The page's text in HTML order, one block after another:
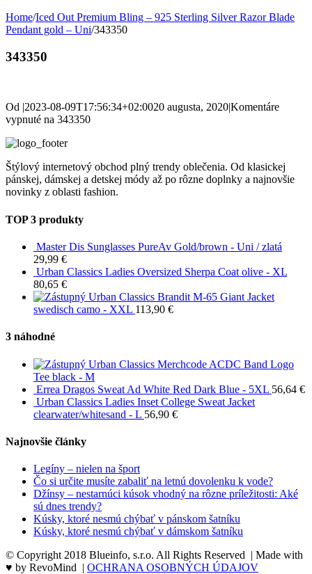
Home/Iced Out Premium Bling – 925 Sterling Silver Razor Blade
Pendant gold – Uni/343350
343350
Od |2023-08-09T17:56:34+02:0020 augusta, 2020|Komentáre
vypnuté na 343350
Štýlový internetový obchod plný trendy oblečenia. Od klasickej
pánskej, dámskej a detskej módy až po rôzne doplnky a najnovšie
novinky z oblasti fashion.
TOP 3 produkty
Master Dis Sunglasses PureAv Gold/brown - Uni / zlatá
29,99 €
Urban Classics Ladies Oversized Sherpa Coat olive - XL
80,65 €
Urban Classics Brandit M-65 Giant Jacket
swedisch camo - XXL 113,90 €
3 náhodné
Urban Classics Merchcode ACDC Band Logo
Tee black - M
Errea Dragos Sweat Ad White Red Dark Blue - 5XL 56,64 €
Urban Classics Ladies Inset College Sweat Jacket
clearwater/whitesand - L 56,90 €
Najnovšie články
Legíny – nielen na šport
Čo si určite musíte zabaliť na letnú dovolenku k vode?
Džínsy – nestarnúci kúsok vhodný na rôzne príležitosti: Aké
sú dnes trendy?
Kúsky, ktoré nesmú chýbať v pánskom šatníku
Kúsky, ktoré nesmú chýbať v dámskom šatníku
© Copyright 2018 Blueinfo, s.r.o. All Rights Reserved | Made with
♥ by RevoMind | OCHRANA OSOBNÝCH ÚDAJOV